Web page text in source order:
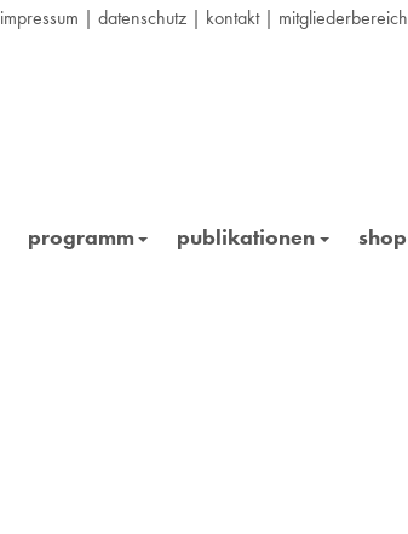
impressum | datenschutz | kontakt| mitgliederbereich
programm publikationen shop